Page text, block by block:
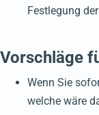
Festlegung
Vorschläge
Wenn Sie
welche wäre